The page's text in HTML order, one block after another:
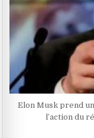
Elon Musk prend
l’action du